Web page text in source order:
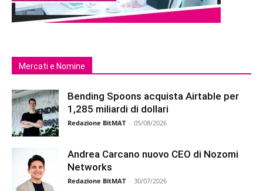
Mercati e Nomine
Bending Spoons acquista Airtable per
1,285 miliardi di dollari
Redazione BitMAT - 05/08/2026
Andrea Carcano nuovo CEO di Nozomi
Networks
Redazione BitMAT - 30/07/2026